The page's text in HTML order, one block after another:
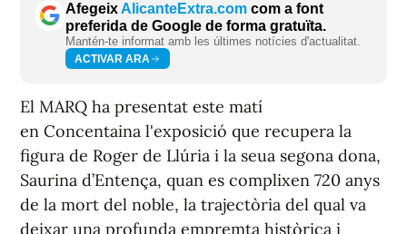
AfegeixAlicanteExtra.com com a font
preferida de Google de forma gratuïta.
Mantén-te informat amb les últimes notícies d'actualitat.
ACTIVAR ARA
El MARQ ha presentat este matí
en Concentaina l'exposició que recupera la
figura de Roger de Llúria i la seua segona dona,
Saurina d’Entença, quan es complixen 720 anys
de la mort del noble, la trajectòria del qual va
deixar una profunda empremta històrica i